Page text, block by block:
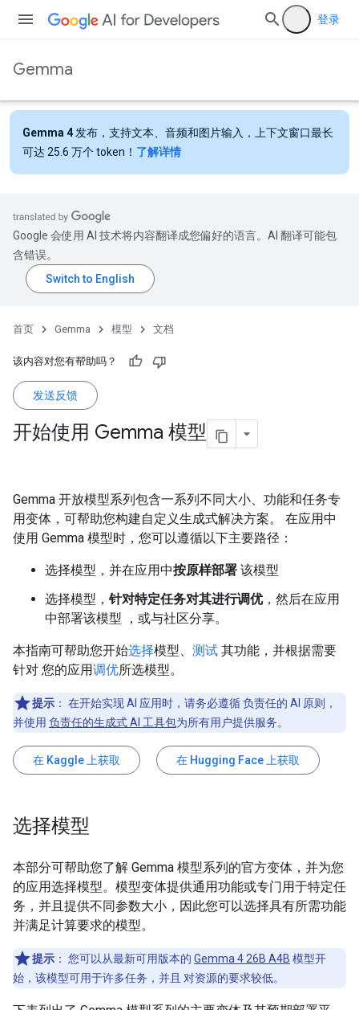
登录
Gemma
Gemma 4 发布，支持文本、音频和图片输入，上下文窗口最长
可达 25.6 万个 token！ 了解详情
Google 会使用 AI 技术将内容翻译成您偏好的语言。AI 翻译可能包
含错误。
首页 Gemma 模型 文档
该内容对您有帮助吗？
发送反馈
开始使用 Gemma 模型
Gemma 开放模型系列包含一系列不同大小、功能和任务专
用变体，可帮助您构建自定义生成式解决方案。 在应用中
使用 Gemma 模型时，您可以遵循以下主要路径：
选择模型，并在应用中按原样部署 该模型
选择模型， 针对特定任务对其进行调优，然后在应用
中部署该模型 ，或与社区分享。
本指南可帮助您开始选择模型、 测试 其功能，并根据需要
针对 您的应用调优所选模型。
提示 ： 在开始实现 AI 应用时，请务必遵循 负责任的 AI 原则，
并使用 负责任的生成式 AI 工具包为所有用户提供服务。
在 Kaggle 上获取 在 Hugging Face 上获取
选择模型
本部分可帮助您了解 Gemma 模型系列的官方变体，并为您
的应用选择模型。模型变体提供通用功能或专门用于特定任
务，并且提供不同参数大小，因此您可以选择具有所需功能
并满足计算要求的模型。
提示 ： 您可以从最新可用版本的 Gemma 4 26B A4B 模型开
始，该模型可用于许多任务，并且 对资源的要求较低。